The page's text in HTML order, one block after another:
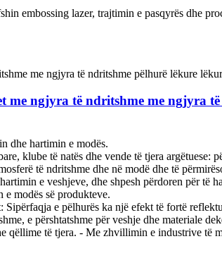
embossing lazer, trajtimin e pasqyrës dhe
me ngjyra të ndritshme me ngjyra
dhe hartimin e modës.
klube të natës dhe vende të tjera argëtuese:
të ndritshme dhe në modë dhe të
e veshjeve, dhe shpesh përdoren për të
modës së produkteve.
e pëlhurës ka një efekt të fortë
e përshtatshme për veshje dhe materiale
të tjera. - Me zhvillimin e industrive të